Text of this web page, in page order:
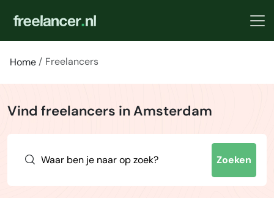
Home Freelancers
Vind freelancers in Amsterdam
Zoeken